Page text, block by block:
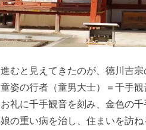
むと見えてきたのが、徳川吉
姿の行者（童男大士）＝千手
礼に千手観音を刻み、金色の
の重い病を治し、住まいを訪